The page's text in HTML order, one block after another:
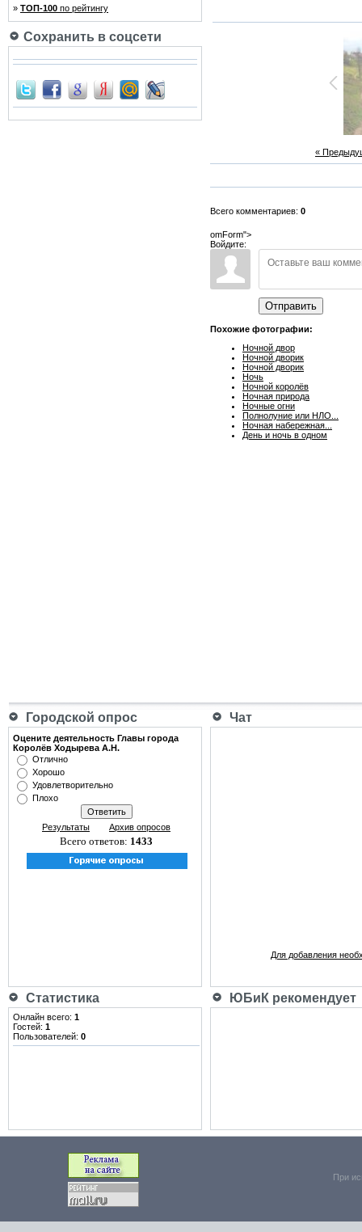
» ТОП-100 по рейтингу
Сохранить в соцсети
«
Всего комментариев: 0
omForm">
Войдите:
Отправить
Похожие фотографии:
Ночной двор
Ночной дворик
Ночной дворик
Ночь
Ночной королёв
Ночная природа
Ночные огни
Полнолуние или НЛО...
Ночная набережная...
День и ночь в одном
Городской опрос Чат
Оцените деятельность Главы города
Королёв Ходырева А.Н.
Отлично
Хорошо
Удовлетворительно
Плохо
Результаты Архив опросов
Всего ответов: 1433
Для добавления
Статистика ЮБиК рекомендует
Онлайн всего: 1
Гостей: 1
Пользователей: 0
При